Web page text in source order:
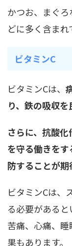
かつお、まぐ
どに多く含まれ
ビタミンC
ビタミンCは、
り、鉄の吸収を
さらに、抗酸
を守る働きを
防することが期
ビタミンCは、
る必要があると
苦痛、心痛、
果もあります。